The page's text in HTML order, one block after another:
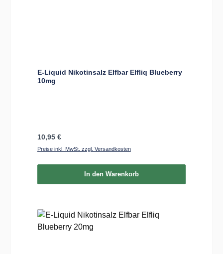
E-Liquid Nikotinsalz Elfbar Elfliq Blueberry
10mg
Regulärer Preis:
10,95 €
Preise inkl. MwSt. zzgl. Versandkosten
In den Warenkorb